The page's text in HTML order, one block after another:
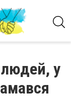
людей, у